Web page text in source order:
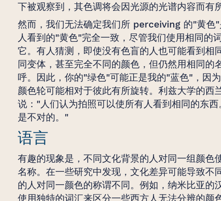
下被观察到，其色调将会因光源的光谱内容而有
然而，我们无法确定我们所 perceiving 的"黄色
人看到的"黄色"完全一致，尽管我们使用相同的
它。有人猜测，即使没有色盲的人也可能看到相
同变体，甚至完全不同的颜色，但仍然用相同的
呼。因此，你的"绿色"可能正是我的"蓝色"，因
颜色轮可能相对于彼此有所旋转。利兹大学的西
说："人们认为拍照可以使所有人看到相同的东
是不对的。"
语言
有趣的现象是，不同文化背景的人对同一组颜色
名称。在一些研究中发现，文化差异可能导致不
的人对同一颜色的称谓不同。例如，纳米比亚的
使用独特的词汇来区分一些西方人无法分辨的颜